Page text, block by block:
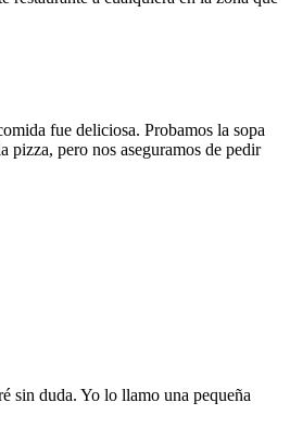
fue deliciosa. Probamos la sopa
pizza, pero nos aseguramos de pedir
sin duda. Yo lo llamo una pequeña